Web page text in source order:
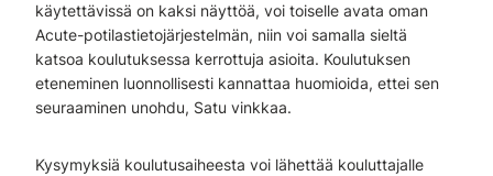
käytettävissä on kaksi näyttöä, voi toiselle avata oman
Acute-potilastietojärjestelmän, niin voi samalla sieltä
katsoa koulutuksessa kerrottuja asioita. Koulutuksen
eteneminen luonnollisesti kannattaa huomioida, ettei sen
seuraaminen unohdu, Satu vinkkaa.
Kysymyksiä koulutusaiheesta voi lähettää kouluttajalle